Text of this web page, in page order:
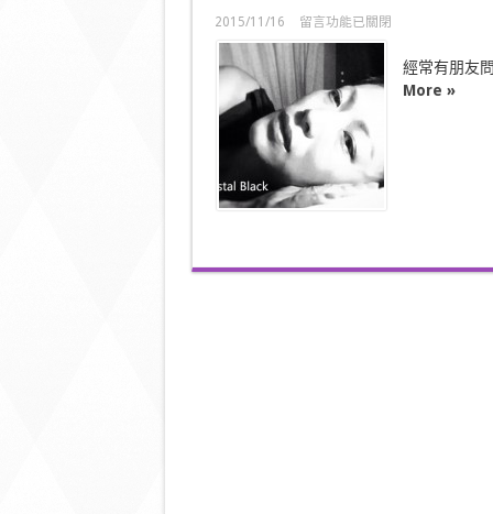
2015/11/16
在
〈《如
何
當
一
個
「一
個
打
十
個
親」？！》〉
留言功能已關閉
經常有朋友
More »